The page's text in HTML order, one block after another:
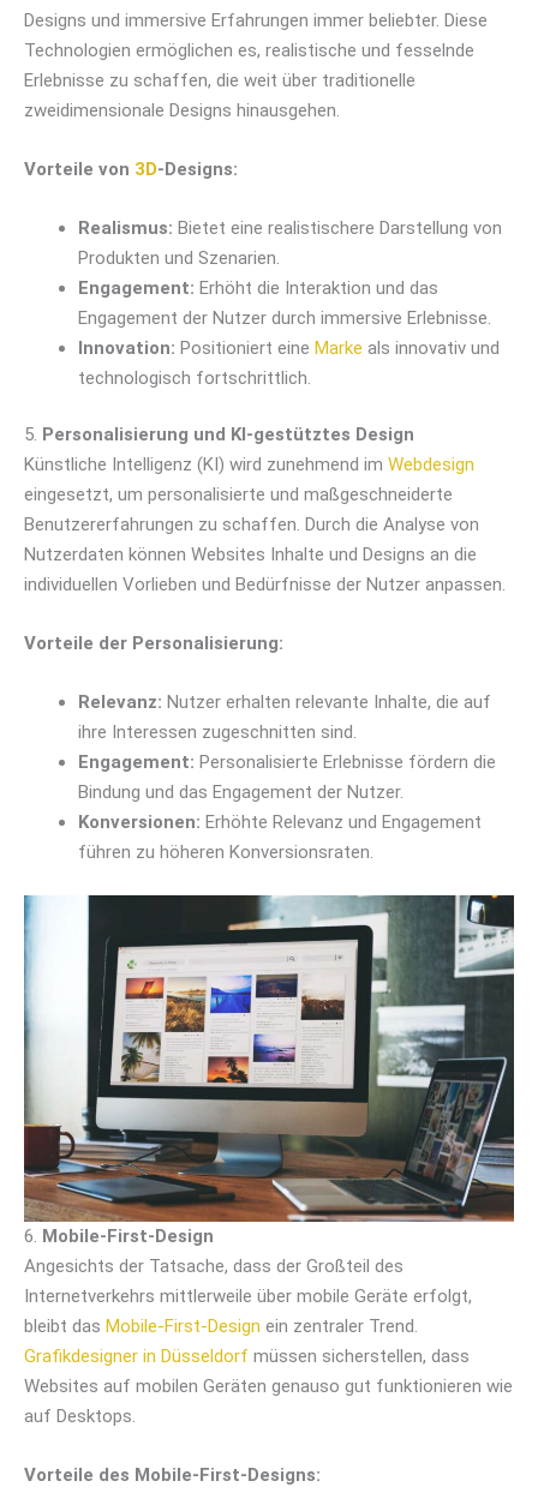
Designs und immersive Erfahrungen immer beliebter. Diese
Technologien ermöglichen es, realistische und fesselnde
Erlebnisse zu schaffen, die weit über traditionelle
zweidimensionale Designs hinausgehen.
Vorteile von 3D-Designs:
Realismus: Bietet eine realistischere Darstellung von
Produkten und Szenarien.
Engagement: Erhöht die Interaktion und das
Engagement der Nutzer durch immersive Erlebnisse.
Innovation: Positioniert eine Marke als innovativ und
technologisch fortschrittlich.
5. Personalisierung und KI-gestütztes Design
Künstliche Intelligenz (KI) wird zunehmend im Webdesign
eingesetzt, um personalisierte und maßgeschneiderte
Benutzererfahrungen zu schaffen. Durch die Analyse von
Nutzerdaten können Websites Inhalte und Designs an die
individuellen Vorlieben und Bedürfnisse der Nutzer anpassen.
Vorteile der Personalisierung:
Relevanz: Nutzer erhalten relevante Inhalte, die auf
ihre Interessen zugeschnitten sind.
Engagement: Personalisierte Erlebnisse fördern die
Bindung und das Engagement der Nutzer.
Konversionen: Erhöhte Relevanz und Engagement
führen zu höheren Konversionsraten.
6. Mobile-First-Design
Angesichts der Tatsache, dass der Großteil des
Internetverkehrs mittlerweile über mobile Geräte erfolgt,
bleibt das Mobile-First-Design ein zentraler Trend.
Grafikdesigner in Düsseldorf müssen sicherstellen, dass
Websites auf mobilen Geräten genauso gut funktionieren wie
auf Desktops.
Vorteile des Mobile-First-Designs: